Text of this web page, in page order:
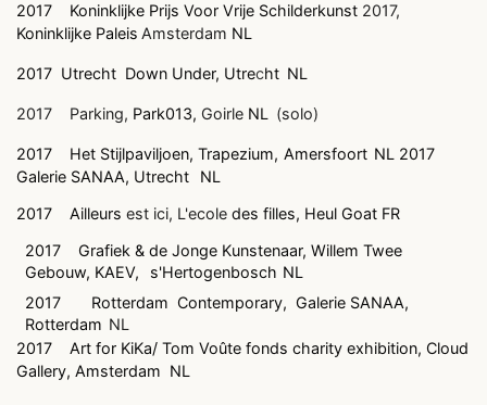
2017 Koninklijke Prijs Voor Vrije Schilderkunst 2017,
Koninklijke Paleis Amsterdam NL
2017 Utrecht Down Under, Utrecht NL
2017 Parking, Park013, Goirle NL (solo)
2017 Het Stijlpaviljoen, Trapezium, Amersfoort NL 2017
Galerie SANAA, Utrecht
NL
2017
Ailleurs est ici, L'ecole des filles, Heul Goat FR
2017
Grafiek & de Jonge Kunstenaar, Willem Twee
Gebouw, KAEV,
s'Hertogenbosch NL
2017
Rotterdam Contemporary, Galerie SANAA,
Rotterdam NL
2017
Art for KiKa/ Tom Voûte fonds charity exhibition, Cloud
Gallery, Amsterdam NL